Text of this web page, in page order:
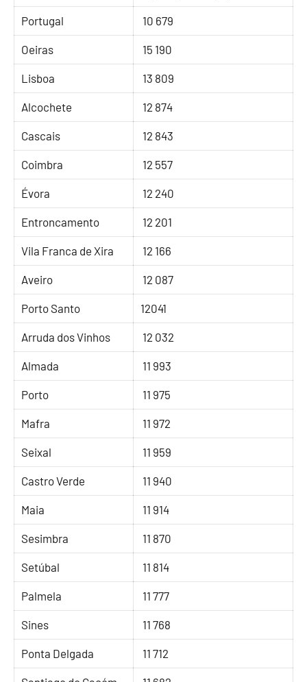
Portugal 10 679
Oeiras 15 190
Lisboa 13 809
Alcochete 12 874
Cascais 12 843
Coimbra 12 557
Évora 12 240
Entroncamento 12 201
Vila Franca de Xira 12 166
Aveiro 12 087
Porto Santo 12041
Arruda dos Vinhos 12 032
Almada 11 993
Porto 11 975
Mafra 11 972
Seixal 11 959
Castro Verde 11 940
Maia 11 914
Sesimbra 11 870
Setúbal 11 814
Palmela 11 777
Sines 11 768
Ponta Delgada 11 712